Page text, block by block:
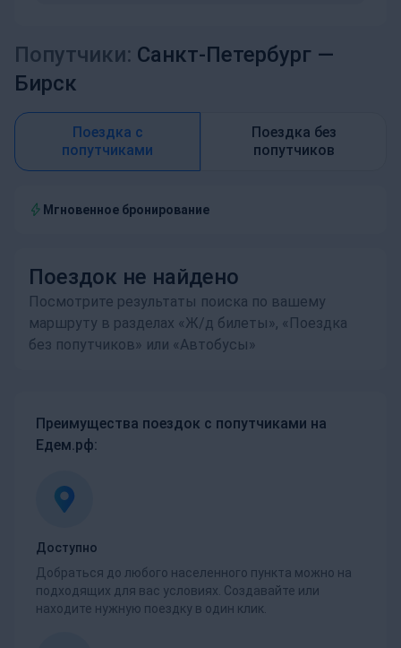
Попутчики: Санкт-Петербург —
Бирск
Поездка с
попутчиками
Поездка без
попутчиков
Мгновенное бронирование
Поездок не найдено
Посмотрите результаты поиска по вашему
маршруту в разделах «Ж/д билеты», «Поездка
без попутчиков» или «Автобусы»
Преимущества поездок с попутчиками на
Едем.рф:
Доступно
Добраться до любого населенного пункта можно на
подходящих для вас условиях. Создавайте или
находите нужную поездку в один клик.